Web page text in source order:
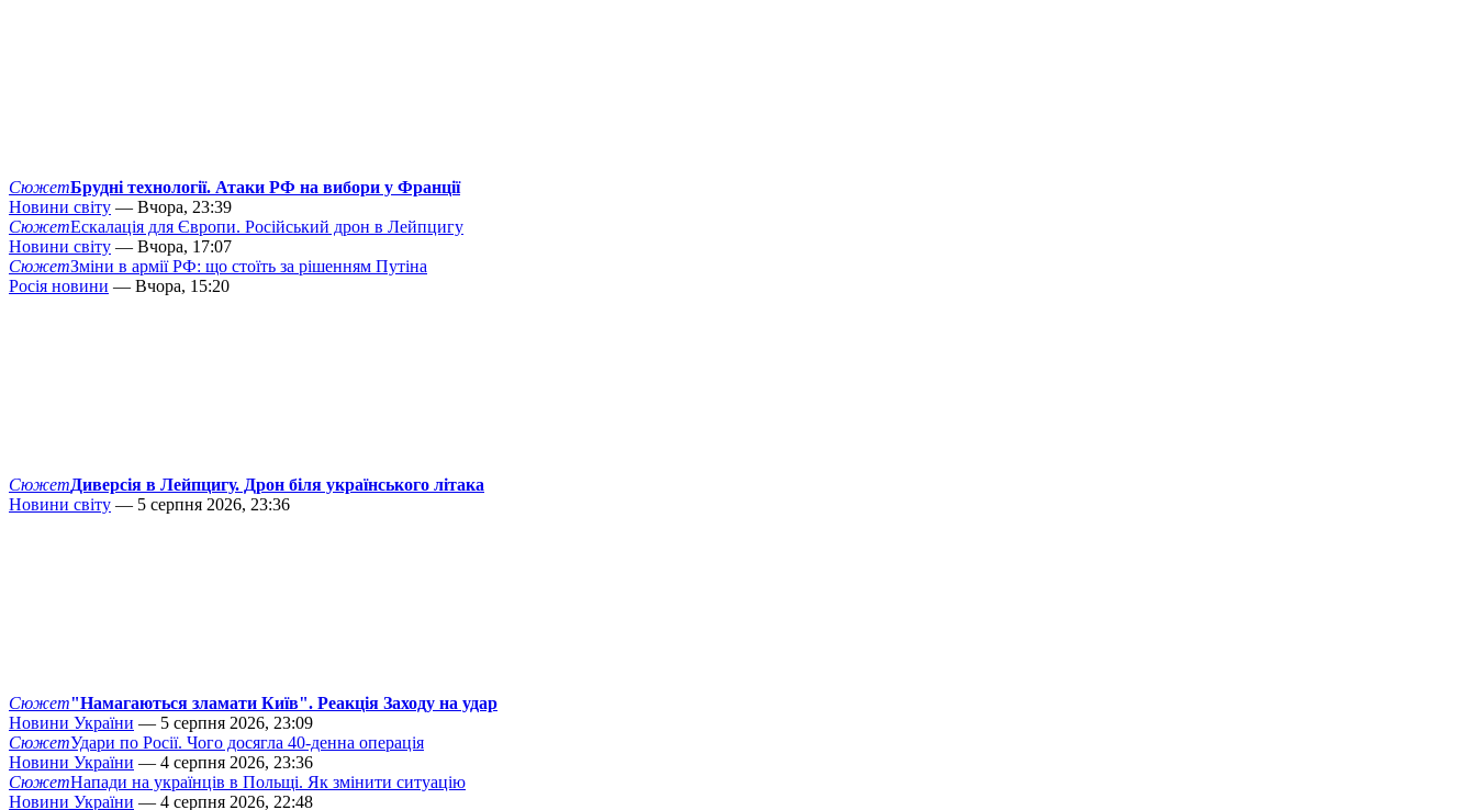
СюжетБрудні технології. Атаки РФ на вибори у Франції
Новини світу — Вчора, 23:39
СюжетЕскалація для Європи. Російський дрон в Лейпцигу
Новини світу — Вчора, 17:07
СюжетЗміни в армії РФ: що стоїть за рішенням Путіна
Росія новини — Вчора, 15:20
СюжетДиверсія в Лейпцигу. Дрон біля українського літака
Новини світу — 5 серпня 2026, 23:36
Сюжет"Намагаються зламати Київ". Реакція Заходу на удар
Новини України — 5 серпня 2026, 23:09
СюжетУдари по Росії. Чого досягла 40-денна операція
Новини України — 4 серпня 2026, 23:36
СюжетНапади на українців в Польщі. Як змінити ситуацію
Новини України — 4 серпня 2026, 22:48